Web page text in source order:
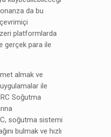
da bu
platformlarda
gerçek para ile
almak ve
ile
Soğutma
soğutma sistemi
bulmak ve hızlı